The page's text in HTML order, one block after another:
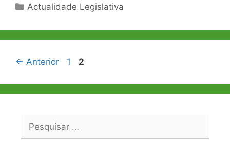
Categorias
Actualidade Legislativa
Navegação
artigos
← Anterior Página
1 Página
2
Pesquisar